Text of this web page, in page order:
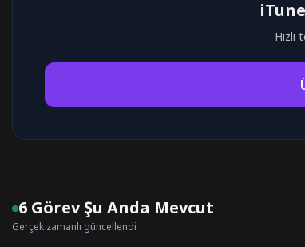
6 Görev Şu Anda Mevcut
Gerçek zamanlı güncellendi